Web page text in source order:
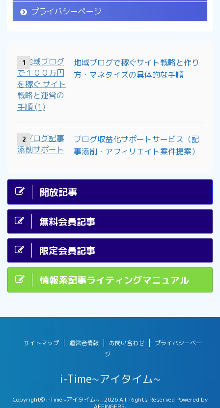
プライバシーページ
1
地域ブログで稼ぐサイト戦略と作り
方・マネタイズの具体的な手順
2
ブログ収益化サポートサービス（記
事添削・アフィリエイト案件提案）
開放記事
無料会員記事
限定会員記事
情報系記事ライティングマニュアル
サイトマップ 運営者情報 お問い合わせ
プライバシーペー
ジ
i-Time~アイタイム~
Copyright© i-Time~アイタイム~ , 2026 All Rights Reserved Powered by
AFFINGER5.